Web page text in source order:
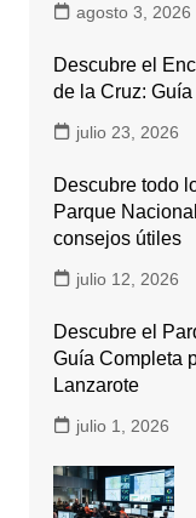
agosto 3, 2026
Descubre el
de la Cruz:
julio 23, 2026
Descubre todo
Parque
consejos útiles
julio 12, 2026
Descubre el
Guía Completa
Lanzarote
julio 1, 2026